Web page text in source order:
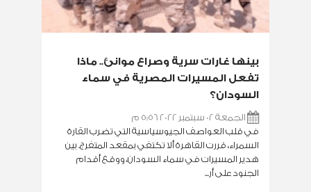
بينها غارات سرية وصراع موانئ.. ماذا
تفعل المسيرات المصرية في سماء
السودان؟
الجمعة 02 سبتمبر 2022 5:56 م
في قلب العواصف الجيوسياسية التي تضرب القارة
السمراء، قررت القاهرة ألا تكتفي بمقعد المتفرج. بين
هدير المسيرات في سماء السودان، ووقع أقدام
الجنود على أر...